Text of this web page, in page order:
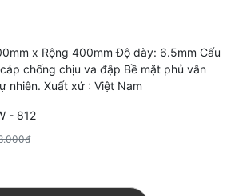
x Rộng 400mm Độ dày: 6.5mm Cấu
chống chịu va đập Bề mặt phủ vân
nhiên. Xuất xứ : Việt Nam
- 812